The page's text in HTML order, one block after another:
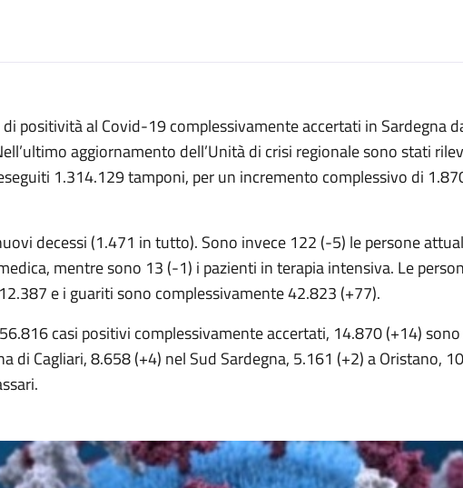
positività al Covid-19 complessivamente accertati in Sardegna
aggiornamento dell’Unità di crisi regionale sono stati
1.314.129 tamponi, per un incremento complessivo di
decessi (1.471 in tutto). Sono invece 122 (-5) le persone
mentre sono 13 (-1) i pazienti in terapia intensiva. Le
e i guariti sono complessivamente 42.823 (+77).
casi positivi complessivamente accertati, 14.870 (+14)
di Cagliari, 8.658 (+4) nel Sud Sardegna, 5.161 (+2) a Oristano,